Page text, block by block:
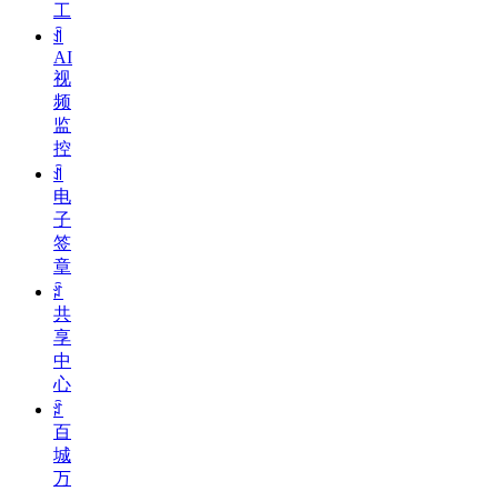
工
ꀉ
AI
视
频
监
控
ꀉ
电
子
签
章
ꄁ
共
享
中
心
ꄁ
百
城
万